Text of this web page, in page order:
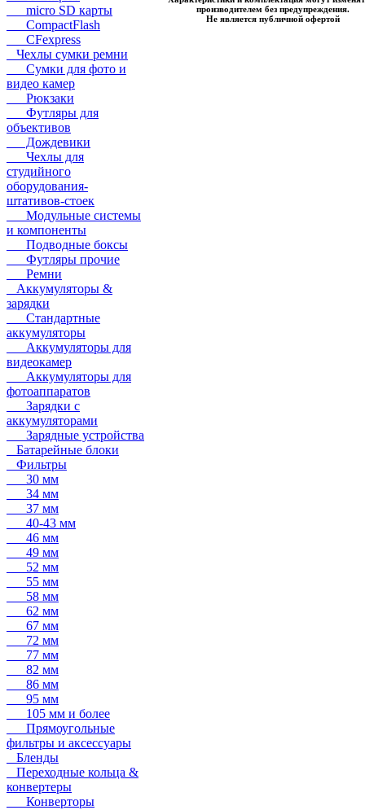
micro SD карты
CompactFlash
CFexpress
Чехлы сумки ремни
Сумки для фото и
видео камер
Рюкзаки
Футляры для
объективов
Дождевики
Чехлы для
студийного
оборудования-
штативов-стоек
Модульные системы
и компоненты
Подводные боксы
Футляры прочие
Ремни
Аккумуляторы &
зарядки
Стандартные
аккумуляторы
Аккумуляторы для
видеокамер
Аккумуляторы для
фотоаппаратов
Зарядки с
аккумуляторами
Зарядные устройства
Батарейные блоки
Фильтры
30 мм
34 мм
37 мм
40-43 мм
46 мм
49 мм
52 мм
55 мм
58 мм
62 мм
67 мм
72 мм
77 мм
82 мм
86 мм
95 мм
105 мм и более
Прямоугольные
фильтры и аксессуары
Бленды
Переходные кольца &
конвертеры
Конверторы
производителем без предупреждения.
Не является публичной офертой